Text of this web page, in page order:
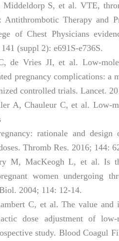
S, et al. VTE,
Antithrombotic Therapy and
of Chest Physicians
(suppl 2): e691S-e736S.
de Vries JI, et al. Low-
pregnancy complications: a
controlled trials. Lancet.
A, Chauleur C, et al. Low-
rationale and
Thromb Res. 2016; 144:
M, MacKeogh L, et al. Is
women undergoing
2004; 114: 12-14.
C, et al. The value
dose adjustment of low-
study. Blood Coagul